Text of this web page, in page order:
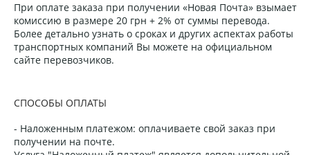
При оплате заказа при получении «Новая Почта» взымает
комиссию в размере 20 грн + 2% от суммы перевода.
Более детально узнать о сроках и других аспектах работы
транспортных компаний Вы можете на официальном
сайте перевозчиков.
СПОСОБЫ ОПЛАТЫ
- Наложенным платежом: оплачиваете свой заказ при
получении на почте.